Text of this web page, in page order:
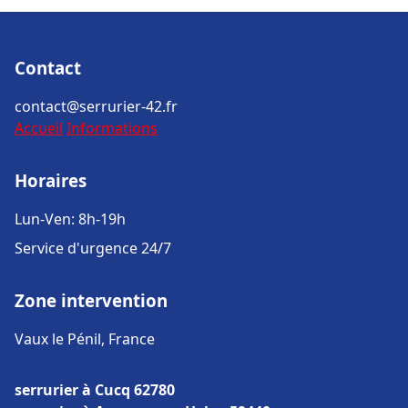
Contact
contact@serrurier-42.fr
Accueil Informations
Horaires
Lun-Ven: 8h-19h
Service d'urgence 24/7
Zone intervention
Vaux le Pénil, France
serrurier à Cucq 62780